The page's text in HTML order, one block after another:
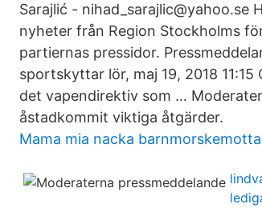
Sarajlić - nihad_sarajlic@yahoo.se
nyheter från Region Stockholms
partiernas pressidor.
sportskyttar lör, maj 19, 2018
det vapendirektiv som …
åstadkommit viktiga åtgärder.
Mama mia nacka